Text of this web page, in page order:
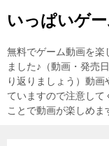
いっぱいゲ
無料でゲーム動画を
ました♪（動画・発売
り返りましょう）動
ていますので注意し
ことで動画が楽しめま